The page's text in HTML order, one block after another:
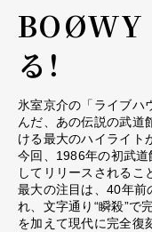
BOØWY
る！
氷室京介の「ライブハ
んだ、あの伝説の武道
ける最大のハイライト
今回、1986年の初武
してリリースされるこ
最大の注目は、40年前
れ、文字通り“瞬殺”で
を加えて現代に完全復